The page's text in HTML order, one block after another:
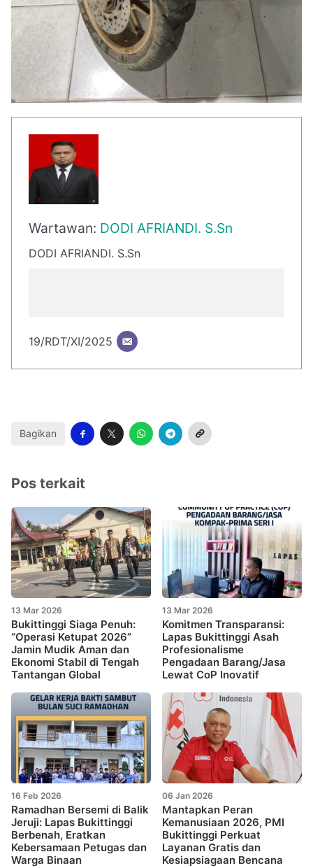
Wartawan: DODI AFRIANDI. S.Sn
DODI AFRIANDI. S.Sn
19/RDT/XI/2025
Bagikan
Pos terkait
13 Mar 2026
Bukittinggi Siaga Penuh:
“Operasi Ketupat 2026”
Jamin Mudik Aman dan
Ekonomi Stabil di Tengah
Tantangan Global
13 Mar 2026
Komitmen Transparansi:
Lapas Bukittinggi Asah
Profesionalisme
Pengadaan Barang/Jasa
Lewat CoP Inovatif
16 Feb 2026
Ramadhan Bersemi di Balik
Jeruji: Lapas Bukittinggi
Berbenah, Eratkan
Kebersamaan Petugas dan
Warga Binaan
06 Jan 2026
Mantapkan Peran
Kemanusiaan 2026, PMI
Bukittinggi Perkuat
Layanan Gratis dan
Kesiapsiagaan Bencana